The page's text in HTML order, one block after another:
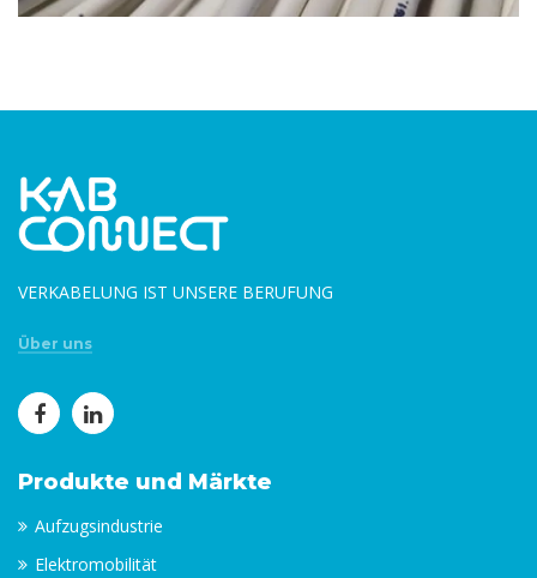
VERKABELUNG IST UNSERE BERUFUNG
Über uns
Produkte und Märkte
Aufzugsindustrie
Elektromobilität